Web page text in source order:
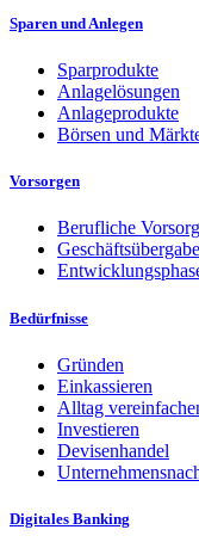
Sparen und Anlegen
Sparprodukte
Anlagelösungen
Anlageprodukte
Börsen und
Vorsorgen
Berufliche
Bedürfnisse
Gründen
Einkassieren
Alltag
Investieren
Devisenhandel
Digitales Banking